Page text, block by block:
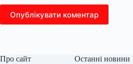
Опублікувати коментар
Про сайт Останні новини